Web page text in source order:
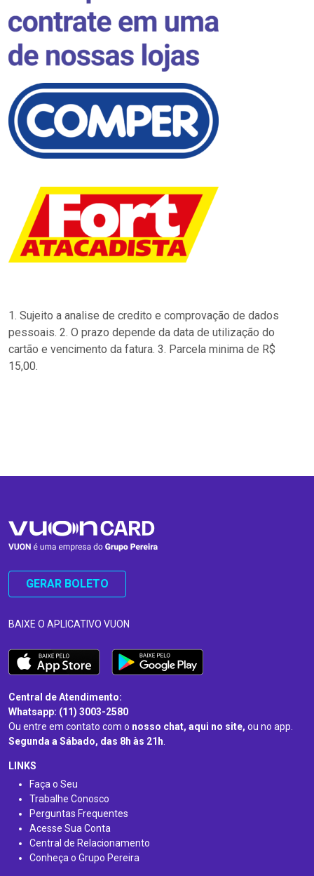
1. Sujeito a analise de credito e comprovação de dados
pessoais. 2. O prazo depende da data de utilização do
cartão e vencimento da fatura. 3. Parcela minima de R$
15,00.
GERAR BOLETO
BAIXE O APLICATIVO VUON
Central de Atendimento:
Whatsapp: (11) 3003-2580
Ou entre em contato com o nosso chat, aqui no site, ou no app.
Segunda a Sábado, das 8h às 21h.
LINKS
Faça o Seu
Trabalhe Conosco
Perguntas Frequentes
Acesse Sua Conta
Central de Relacionamento
Conheça o Grupo Pereira